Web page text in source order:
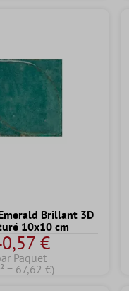
Brillant 3D
10x10 cm
€
Paquet
= 67,62 €)